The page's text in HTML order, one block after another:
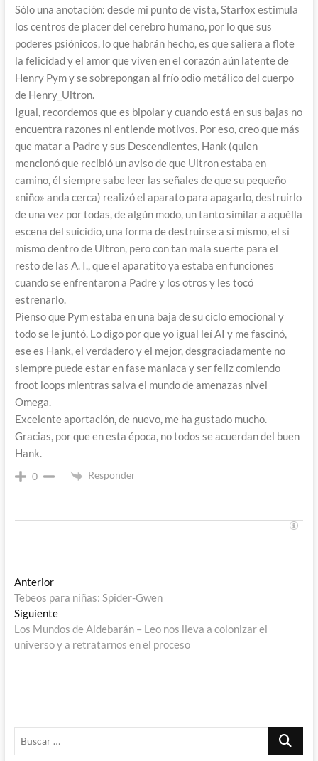
Sólo una anotación: desde mi punto de vista, Starfox estimula
los centros de placer del cerebro humano, por lo que sus
poderes psiónicos, lo que habrán hecho, es que saliera a flote
la felicidad y el amor que viven en el corazón aún latente de
Henry Pym y se sobrepongan al frío odio metálico del cuerpo
de Henry_Ultron.
Igual, recordemos que es bipolar y cuando está en sus bajas no
encuentra razones ni entiende motivos. Por eso, creo que más
que matar a Padre y sus Descendientes, Hank (quien
mencionó que recibió un aviso de que Ultron estaba en
camino, él siempre sabe leer las señales de que su pequeño
«niño» anda cerca) realizó el aparato para apagarlo, destruirlo
de una vez por todas, de algún modo, un tanto similar a aquélla
escena del suicidio, una forma de destruirse a sí mismo, el sí
mismo dentro de Ultron, pero con tan mala suerte para el
resto de las A. I., que el aparatito ya estaba en funciones
cuando se enfrentaron a Padre y los otros y les tocó
estrenarlo.
Pienso que Pym estaba en una baja de su ciclo emocional y
todo se le juntó. Lo digo por que yo igual leí AI y me fascinó,
ese es Hank, el verdadero y el mejor, desgraciadamente no
siempre puede estar en fase maniaca y ser feliz comiendo
froot loops mientras salva el mundo de amenazas nivel
Omega.
Excelente aportación, de nuevo, me ha gustado mucho.
Gracias, por que en esta época, no todos se acuerdan del buen
Hank.
0 Responder
Navegación
de
entradas
AnteriorEntrada
anterior:
Tebeos para niñas: Spider-Gwen
SiguienteEntrada
siguiente:
Los Mundos de Aldebarán – Leo nos lleva a colonizar el
universo y a retratarnos en el proceso
Buscar